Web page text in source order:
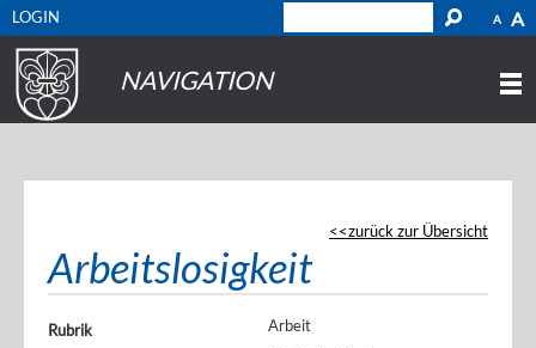
A A
LOGIN
NAVIGATION
zurück zur Übersicht
Arbeitslosigkeit
Rubrik
Arbeit